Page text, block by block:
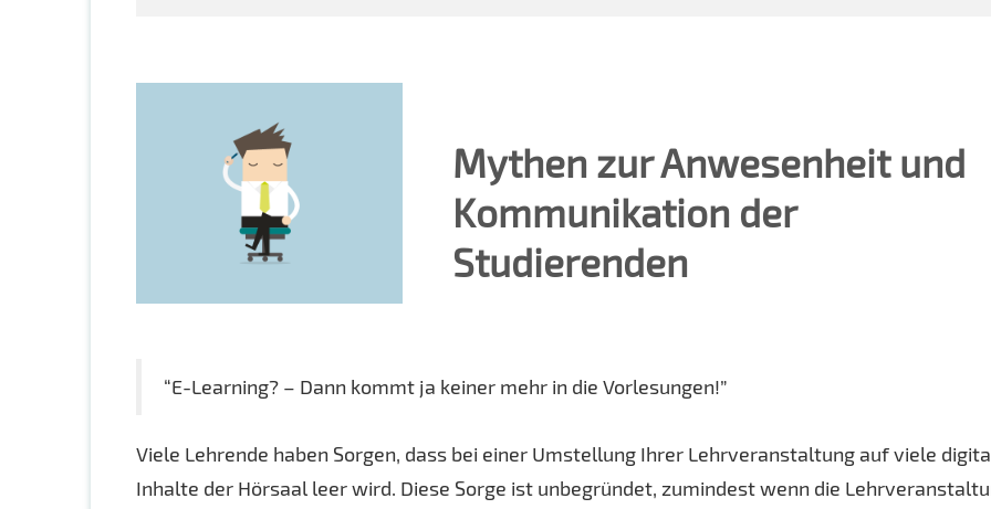
Mythen zur Anwesenheit und
Kommunikation der
Studierenden
“E-Learning? – Dann kommt ja keiner mehr in die Vorlesungen!”
Viele Lehrende haben Sorgen, dass bei einer Umstellung Ihrer Lehrveranstaltung auf viele
Inhalte der Hörsaal leer wird. Diese Sorge ist unbegründet, zumindest wenn die